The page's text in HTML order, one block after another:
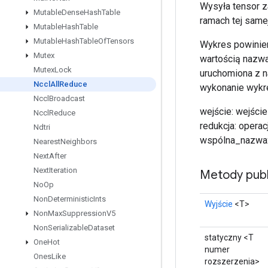
MutableDenseHashTable
MutableHashTable
MutableHashTableOfTensors
Mutex
MutexLock
Nccl All Reduce
Nccl Broadcast
Nccl Reduce
Ndtri
NearestNeighbors
NextAfter
NextIteration
NoOp
NonDeterministicInts
NonMaxSuppressionV5
NonSerializableDataset
OneHot
OnesLike
Wysyła tensor
ramach tej
Wykres
wartością
uruchomiona z
wykonanie
wejście:
redukcja:
Metody
Wyjście <T>
statyczny <T
numer
rozszerzenia>